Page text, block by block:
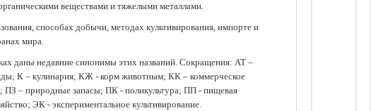
веществами и тяжелыми металлами.
способах добычи, методах культивирования, импорте и
мира.
даны недавние синонимы этих названий. Сокращения: АТ –
К – кулинария; КЖ - корм животным; КК – коммерческое
– природные запасы; ПК - поликультура; ПП - пищевая
ЭК - экспериментальное культивирование.